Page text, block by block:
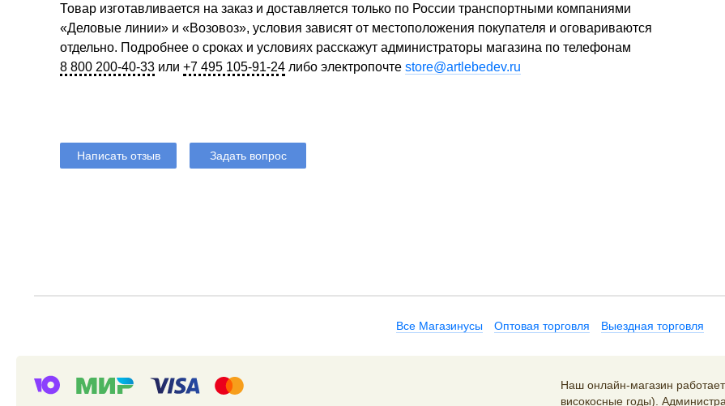
Товар изготавливается на заказ и доставляется только по России транспортными компаниями
«Деловые линии» и «Возовоз», условия зависят от местоположения покупателя и оговариваются
отдельно. Подробнее о сроках и условиях расскажут администраторы магазина по телефонам
8 800 200-40-33 или +7 495 105-91-24 либо электропочте store@artlebedev.ru
Написать отзыв Задать вопрос
Все Магазинусы Оптовая торговля Выездная торговля
Наш онлайн-магазин
високосные годы).